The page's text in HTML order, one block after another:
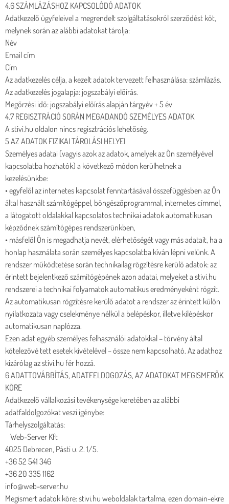
4.6 SZÁMLÁZÁSHOZ KAPCSOLÓDÓ ADATOK
Adatkezelő ügyfeleivel a megrendelt szolgáltatásokról szerződést köt,
melynek során az alábbi adatokat tárolja:
Név
Email cím
Cím
Az adatkezelés célja, a kezelt adatok tervezett felhasználása: számlázás.
Az adatkezelés jogalapja: jogszabályi előírás.
Megőrzési idő: jogszabályi előírás alapján tárgyév + 5 év
4.7 REGISZTRÁCIÓ SORÁN MEGADANDÓ SZEMÉLYES ADATOK
A stivi.hu oldalon nincs regisztrációs lehetőség.
5 AZ ADATOK FIZIKAI TÁROLÁSI HELYEI
Személyes adatai (vagyis azok az adatok, amelyek az Ön személyével
kapcsolatba hozhatók) a következő módon kerülhetnek a
kezelésünkbe:
• egyfelől az internetes kapcsolat fenntartásával összefüggésben az Ön
által használt számítógéppel, böngészőprogrammal, internetes címmel,
a látogatott oldalakkal kapcsolatos technikai adatok automatikusan
képződnek számítógépes rendszerünkben,
• másfelől Ön is megadhatja nevét, elérhetőségét vagy más adatait, ha a
honlap használata során személyes kapcsolatba kíván lépni velünk. A
rendszer működtetése során technikailag rögzítésre kerülő adatok: az
érintett bejelentkező számítógépének azon adatai, melyeket a stivi.hu
rendszerei a technikai folyamatok automatikus eredményeként rögzít.
Az automatikusan rögzítésre kerülő adatot a rendszer az érintett külön
nyilatkozata vagy cselekménye nélkül a belépéskor, illetve kilépéskor
automatikusan naplózza.
Ezen adat egyéb személyes felhasználói adatokkal – törvény által
kötelezővé tett esetek kivételével – össze nem kapcsolható. Az adathoz
kizárólag az stivi.hu fér hozzá.
6 ADATTOVÁBBÍTÁS, ADATFELDOGOZÁS, AZ ADATOKAT MEGISMERŐK
KÖRE
Adatkezelő vállalkozási tevékenysége keretében az alábbi
adatfaldolgozókat veszi igénybe:
Tárhelyszolgáltatás:
Web-Server Kft
4025 Debrecen, Pásti u. 2. 1/5.
+36 52 541 346
+36 20 335 1162
info@web-server.hu
Megismert adatok köre: stivi.hu weboldalak tartalma, ezen domain-ekre